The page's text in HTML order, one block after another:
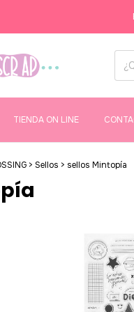
TIENDA ON LINE
> Sellos > sellos Mintopía